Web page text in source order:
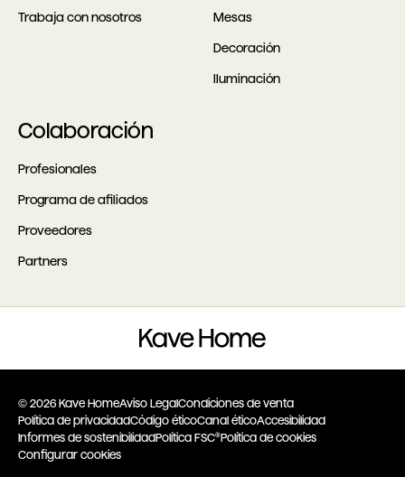
Trabaja con nosotros Mesas
Decoración
Iluminación
Colaboración
Profesionales
Programa de afiliados
Proveedores
Partners
© 2026 Kave HomeAviso LegalCondiciones de venta
Política de privacidadCódigo éticoCanal éticoAccesibilidad
Informes de sostenibilidadPolítica FSC®Política de cookies
Configurar cookies